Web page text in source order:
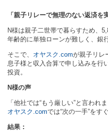
「親子リレーで無理のない返済を
N様は親子二世帯で暮らすため、
年齢的に単独ローンが難しく、銀
そこで、 オヤスク.comが親子リレ
息子様と収入合算で申し込みを行
投資。
N様の声
「他社では“もう厳しい”と言われま
オヤスク.comでは“次の一手”をす
結果：